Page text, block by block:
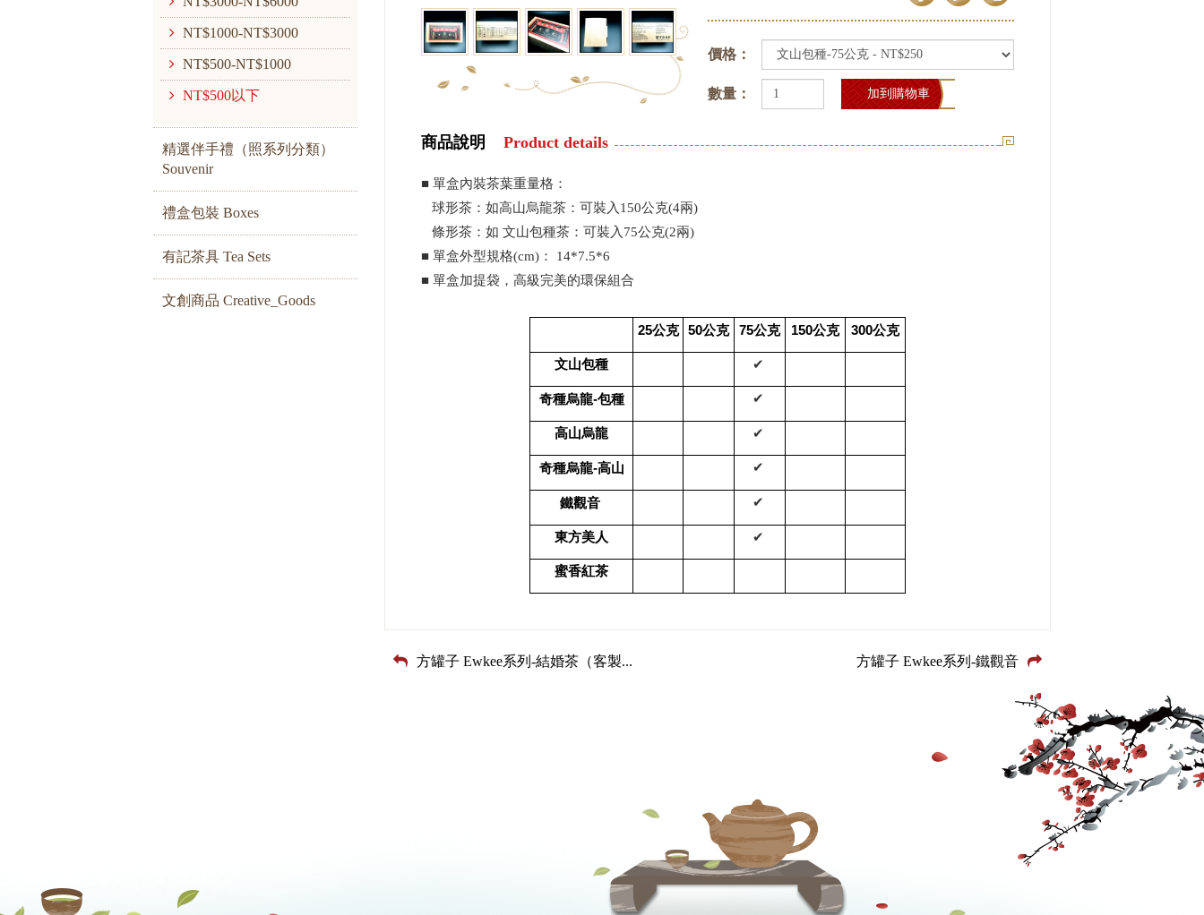
NT$1000-NT$3000
NT$500-NT$1000
NT$500以下
精選伴手禮（照系列分類）
Souvenir
禮盒包裝 Boxes
有記茶具 Tea Sets
文創商品 Creative_Goods
價格：
數量：
商品說明 Product details
■ 單盒內裝茶葉重量格：
球形茶：如高山烏龍茶：可裝入150公克(4兩)
條形茶：如 文山包種茶：可裝入75公克(2兩)
■ 單盒外型規格(cm)： 14*7.5*6
■ 單盒加提袋，高級完美的環保組合
25公克 50公克 75公克 150公克 300公克
文山包種 ✔︎
奇種烏龍-包種 ✔︎
高山烏龍 ✔︎
奇種烏龍-高山 ✔︎
鐵觀音 ✔︎
東方美人 ✔︎
蜜香紅茶
方罐子 Ewkee系列-結婚茶（客製... 方罐子 Ewkee系列-鐵觀音